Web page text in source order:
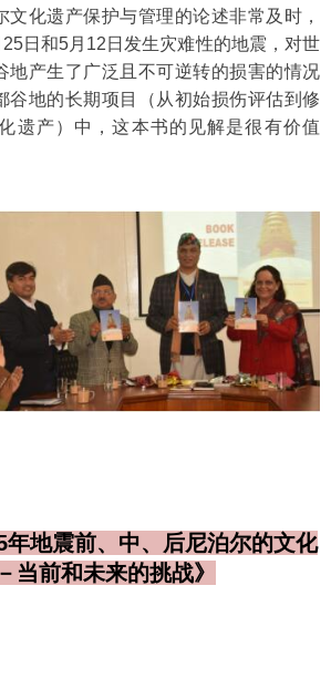
文化遗产保护与管理的论述非常及时，
25日和5月 12 日发生灾难性的地震，对世
地产生了广泛且不可逆转的损害的情况
谷地的长期项目（从初始损伤评估到修
遗产）中，这本书的见解是很有价值
年地震前、中、后尼泊尔的文化
当前和未来的挑战》